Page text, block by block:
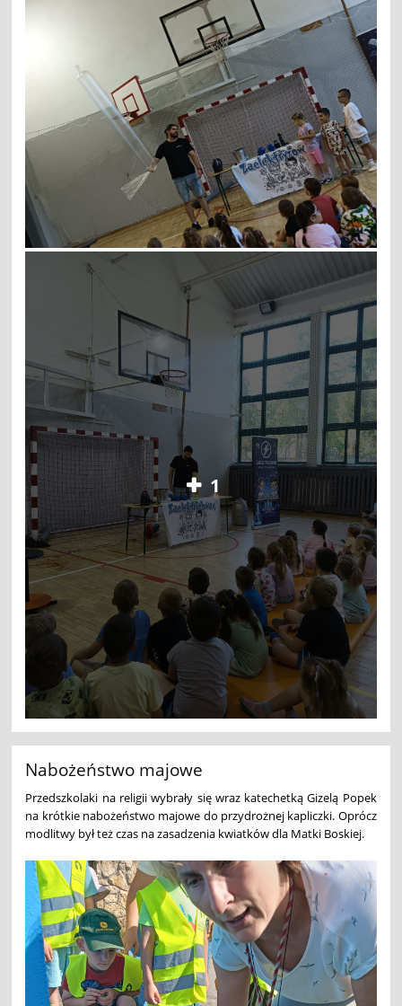
1
Nabożeństwo majowe
Przedszkolaki na religii wybrały się wraz katechetką Gizelą Popek
na krótkie nabożeństwo majowe do przydrożnej kapliczki. Oprócz
modlitwy był też czas na zasadzenia kwiatków dla Matki Boskiej.